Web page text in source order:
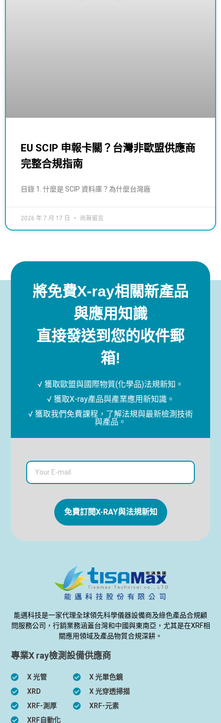
EU SCIP 申報卡關？台灣非歐盟供應商
完整合規指南
目錄 1. 什麼是 SCIP 資料庫？為什麼台灣廠
2026 年 7 月 17 日 尚無留言
將免費X-ray相關新產品
與應用知識
直接發送到您的收件郵
箱!
√ 獲取歐盟與國際物質(化學品)法規新知。
√ 獲取X-ray產品與產業應用新知識。
√ 獲取我們免費課程，了解法規與最新檢測技術
與產品。
免費訂閱X-RAY與法規新知
能邁科技是一家代理全球領先科學儀器設備商及綠色產品合規顧
問服務公司，行銷業務涵蓋台灣和中國與東南亞，尤其是在XRF相
關應用領域及產品物質合規深耕。
專業X ray檢測設備供應商
X 光管
XRD
XRF-測厚
XRF自動化
X 光單色鏡
X 光穿透掃描
XRF-元素